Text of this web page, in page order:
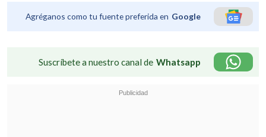
Agréganos como tu fuente preferida en Google
Suscríbete a nuestro canal de Whatsapp